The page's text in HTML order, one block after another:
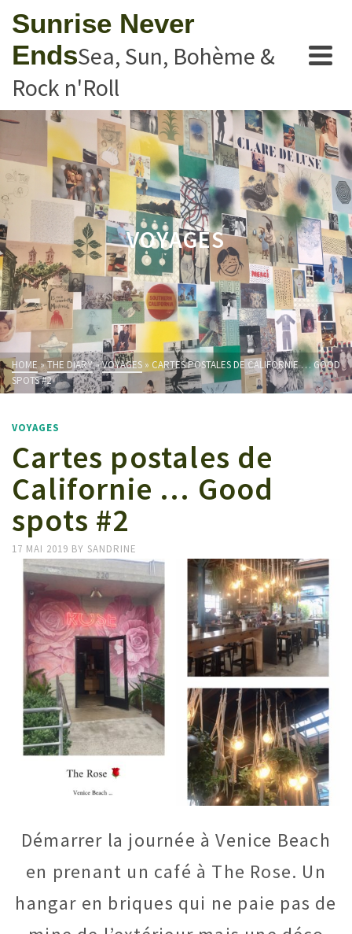
Sunrise Never
EndsSea, Sun, Bohème &
Rock n'Roll
VOYAGES
HOME »THE DIARY»VOYAGES » CARTES POSTALES DE CALIFORNIE … GOOD
SPOTS #2
VOYAGES
Cartes postales de
Californie … Good
spots #2
17 MAI 2019 BY SANDRINE
Démarrer la journée à Venice Beach
en prenant un café à The Rose. Un
hangar en briques qui ne paie pas de